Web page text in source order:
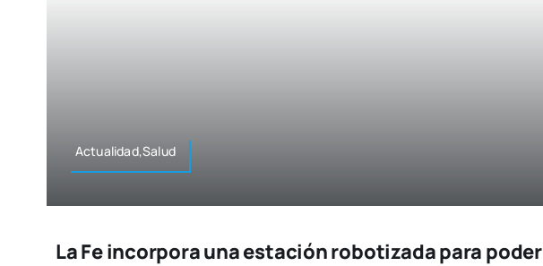
Actualidad,Salud
La Fe incorpora una estación robotizada para poder